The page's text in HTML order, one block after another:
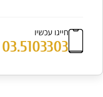
חייגו עכשיו
03.5103303